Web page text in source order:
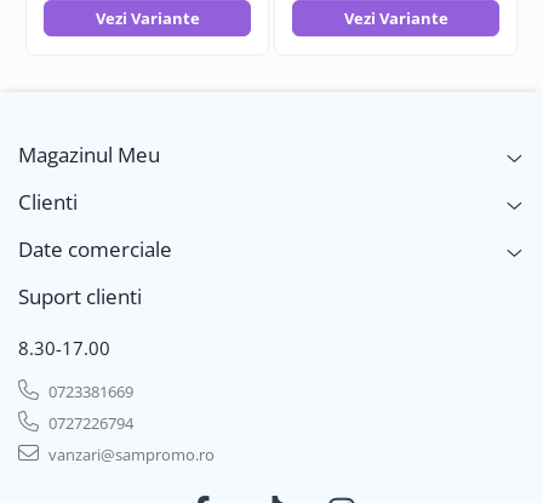
Vezi Variante Vezi Variante
Magazinul Meu
Clienti
Date comerciale
Suport clienti
8.30-17.00
0723381669
0727226794
vanzari@sampromo.ro